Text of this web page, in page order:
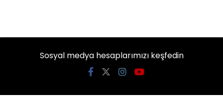
Sosyal medya hesaplarımızı keşfedin